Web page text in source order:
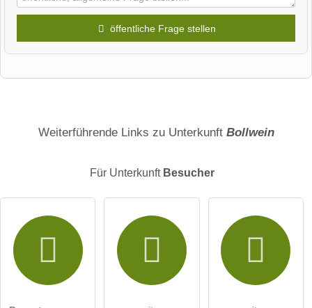
öffentliche Frage stellen
E-Mail-Adresse (wird nicht veröffentlicht)
Hiermit akzeptiere ich die .
Weiterführende Links zu Unterkunft Bollwein
Für Unterkunft Besucher